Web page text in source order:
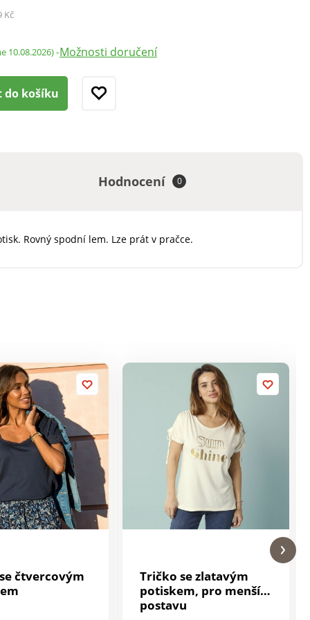
Kč
10.08.2026)-Možnosti doručení
do košíku
Hodnocení 0
Rovný spodní lem. Lze prát v pračce.
čtvercovým
Tričko se zlatavým
potiskem, pro menší
postavu